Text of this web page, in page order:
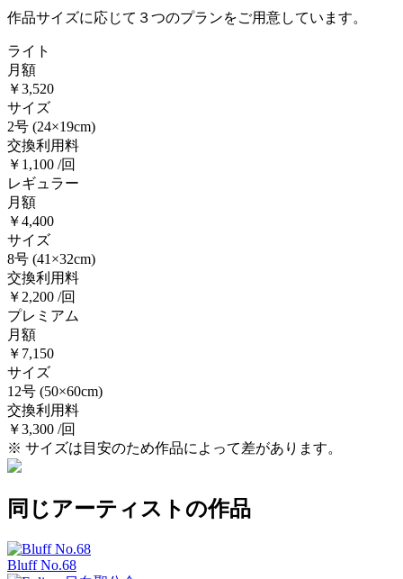
作品サイズに応じて３つのプランをご用意しています。
ライト
月額
￥3,520
サイズ
2号 (24×19cm)
交換利用料
￥1,100 /回
レギュラー
月額
￥4,400
サイズ
8号 (41×32cm)
交換利用料
￥2,200 /回
プレミアム
月額
￥7,150
サイズ
12号 (50×60cm)
交換利用料
￥3,300 /回
※ サイズは目安のため作品によって差があります。
同じアーティストの作品
Bluff No.68